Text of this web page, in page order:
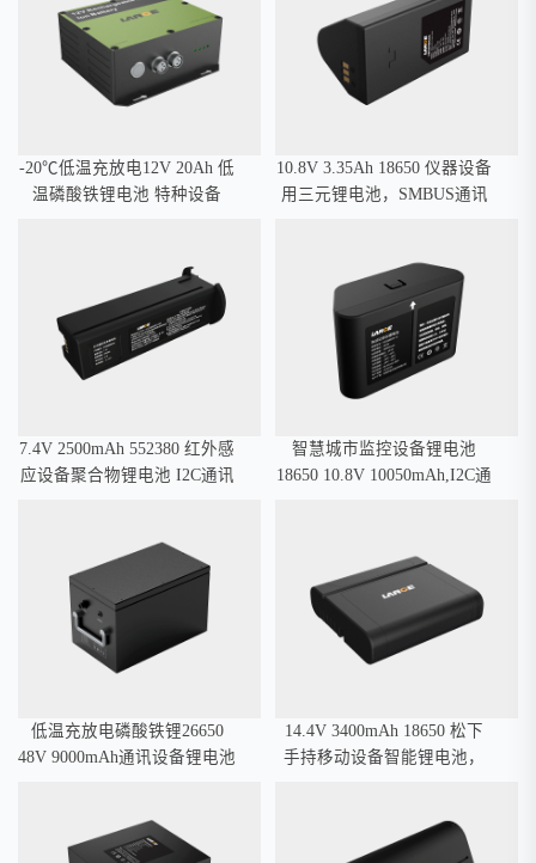
-20℃低温充放电12V 20Ah 低
温磷酸铁锂电池 特种设备
10.8V 3.35Ah 18650 仪器设备
用三元锂电池，SMBUS通讯
7.4V 2500mAh 552380 红外感
应设备聚合物锂电池 I2C通讯
智慧城市监控设备锂电池
18650 10.8V 10050mAh,I2C通
低温充放电磷酸铁锂26650
48V 9000mAh通讯设备锂电池
14.4V 3400mAh 18650 松下
手持移动设备智能锂电池，